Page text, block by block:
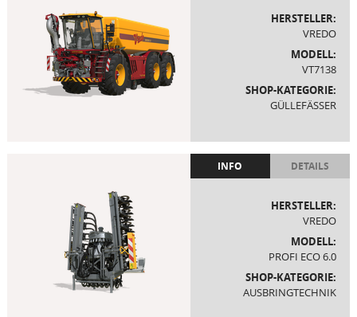
HERSTELLER:
VREDO
MODELL:
VT7138
SHOP-KATEGORIE:
GÜLLEFÄSSER
INFO DETAILS
HERSTELLER:
VREDO
MODELL:
PROFI ECO 6.0
SHOP-KATEGORIE:
AUSBRINGTECHNIK